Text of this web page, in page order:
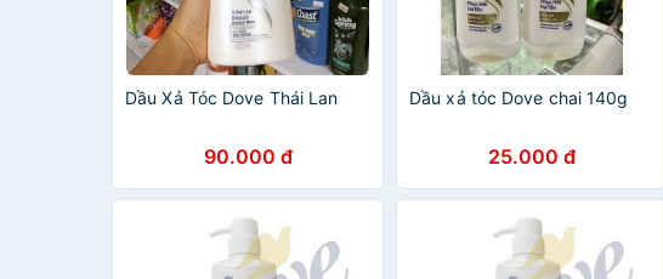
Dầu Xả Tóc Dove Thái Lan
90.000 đ
Dầu xả tóc Dove chai 140g
25.000 đ